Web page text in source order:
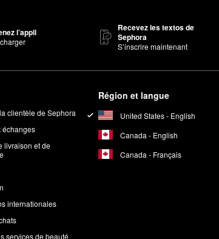
l’appli
Recevez les textos de
Sephora
S’inscrire maintenant
clientèle de Sephora
échanges
livraison et de
internationales
services de beauté
Région et langue
United States - English
Canada - English
Canada - Français